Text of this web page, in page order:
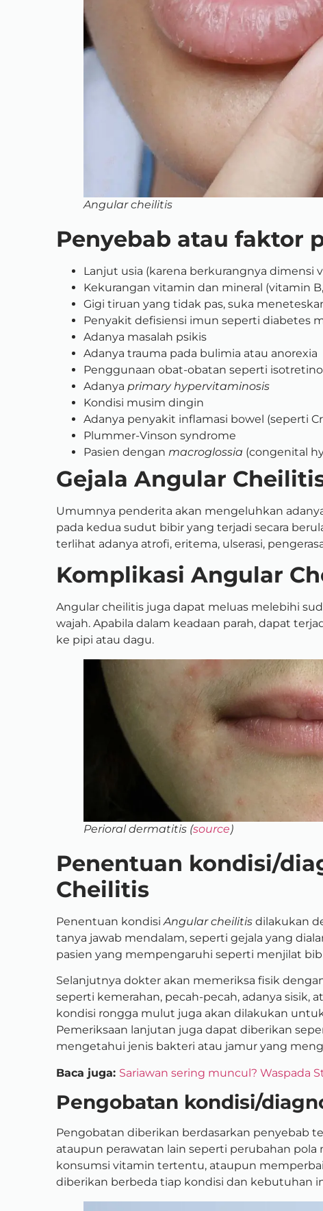
Angular cheilitis
Penyebab atau faktor
Lanjut usia (karena berkurangnya dimensi
Kekurangan vitamin dan mineral (vitamin
Gigi tiruan yang tidak pas, suka
Penyakit defisiensi imun seperti diabetes
Adanya masalah psikis
Adanya trauma pada bulimia atau anorexia
Penggunaan obat-obatan seperti
Adanya primary hypervitaminosis
Kondisi musim dingin
Adanya penyakit inflamasi bowel (seperti
Plummer-Vinson syndrome
Pasien dengan macroglossia (congenital
Gejala Angular
Umumnya penderita akan mengeluhkan
pada kedua sudut bibir yang terjadi secara
terlihat adanya atrofi, eritema, ulserasi,
Komplikasi Angular
Angular cheilitis juga dapat meluas melebihi
wajah. Apabila dalam keadaan parah, dapat
ke pipi atau dagu.
Perioral dermatitis (source)
Penentuan kondisi/
Cheilitis
Penentuan kondisiAngular cheilitis dilakukan
tanya jawab mendalam, seperti gejala yang
pasien yang mempengaruhi seperti menjilat
Selanjutnya dokter akan memeriksa fisik
seperti kemerahan, pecah-pecah, adanya sisik,
kondisi rongga mulut juga akan dilakukan
Pemeriksaan lanjutan juga dapat diberikan
mengetahui jenis bakteri atau jamur yang
Baca juga: Sariawan sering muncul? Waspada
Pengobatan kondisi/
Pengobatan diberikan berdasarkan penyebab
ataupun perawatan lain seperti perubahan pola
konsumsi vitamin tertentu, ataupun
diberikan berbeda tiap kondisi dan kebutuhan